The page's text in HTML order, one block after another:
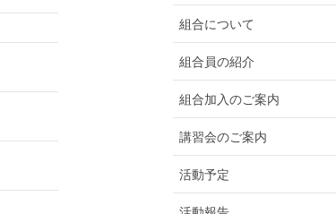
組合について
組合員の紹介
組合加入のご案内
講習会のご案内
活動予定